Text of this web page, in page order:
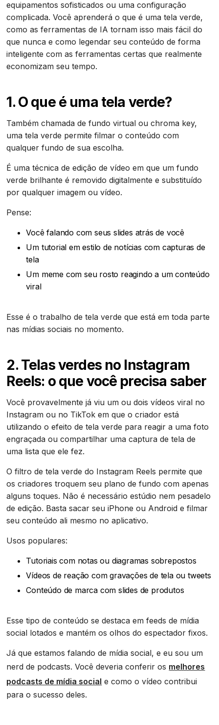
equipamentos sofisticados ou uma configuração
complicada. Você aprenderá o que é uma tela verde,
como as ferramentas de IA tornam isso mais fácil do
que nunca e como legendar seu conteúdo de forma
inteligente com as ferramentas certas que realmente
economizam seu tempo.
1. O que é uma tela verde?
Também chamada de fundo virtual ou chroma key,
uma tela verde permite filmar o conteúdo com
qualquer fundo de sua escolha.
É uma técnica de edição de vídeo em que um fundo
verde brilhante é removido digitalmente e substituído
por qualquer imagem ou vídeo.
Pense:
Você falando com seus slides atrás de você
Um tutorial em estilo de notícias com capturas de
tela
Um meme com seu rosto reagindo a um conteúdo
viral
Esse é o trabalho de tela verde que está em toda parte
nas mídias sociais no momento.
2. Telas verdes no Instagram
Reels: o que você precisa saber
Você provavelmente já viu um ou dois vídeos viral no
Instagram ou no TikTok em que o criador está
utilizando o efeito de tela verde para reagir a uma foto
engraçada ou compartilhar uma captura de tela de
uma lista que ele fez.
O filtro de tela verde do Instagram Reels permite que
os criadores troquem seu plano de fundo com apenas
alguns toques. Não é necessário estúdio nem pesadelo
de edição. Basta sacar seu iPhone ou Android e filmar
seu conteúdo ali mesmo no aplicativo.
Usos populares:
Tutoriais com notas ou diagramas sobrepostos
Vídeos de reação com gravações de tela ou tweets
Conteúdo de marca com slides de produtos
Esse tipo de conteúdo se destaca em feeds de mídia
social lotados e mantém os olhos do espectador fixos.
Já que estamos falando de mídia social, e eu sou um
nerd de podcasts. Você deveria conferir os melhores
podcasts de mídia social e como o vídeo contribui
para o sucesso deles.